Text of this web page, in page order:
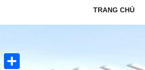
TRANG CHỦ